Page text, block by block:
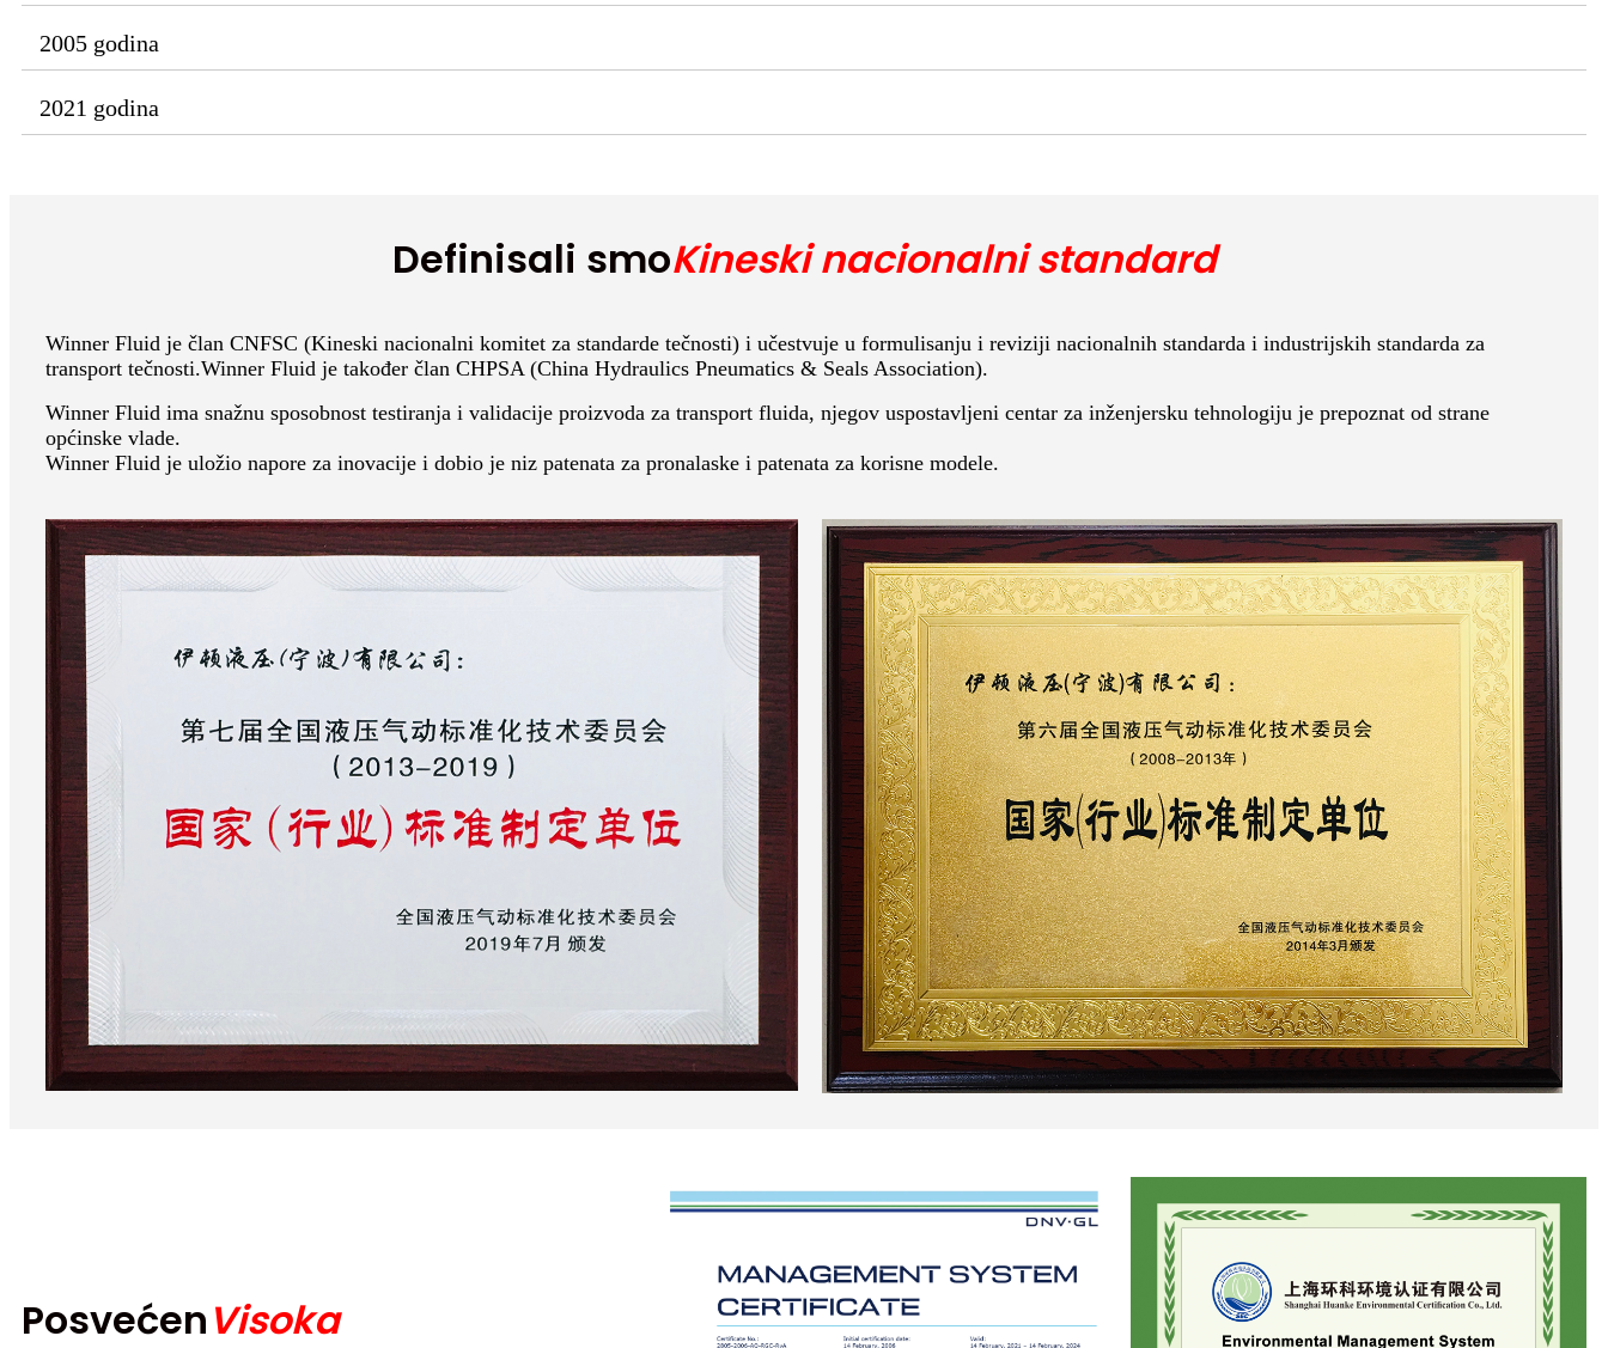
2005 godina
2021 godina
Definisali smoKineski nacionalni standard
Winner Fluid je član CNFSC (Kineski nacionalni komitet za standarde tečnosti) i učestvuje u formulisanju i reviziji nacionalnih standarda i industrijskih standarda za
transport tečnosti.Winner Fluid je također član CHPSA (China Hydraulics Pneumatics & Seals Association).
Winner Fluid ima snažnu sposobnost testiranja i validacije proizvoda za transport fluida, njegov uspostavljeni centar za inženjersku tehnologiju je prepoznat od strane
općinske vlade.
Winner Fluid je uložio napore za inovacije i dobio je niz patenata za pronalaske i patenata za korisne modele.
PosvećenVisoka